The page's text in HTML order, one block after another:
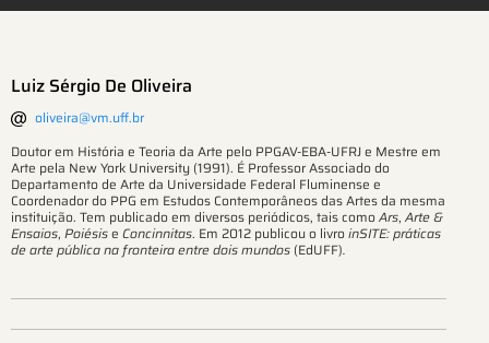
Luiz Sérgio De Oliveira
oliveira@vm.uff.br
Doutor em História e Teoria da Arte pelo PPGAV-EBA-UFRJ e Mestre em
Arte pela New York University (1991). É Professor Associado do
Departamento de Arte da Universidade Federal Fluminense e
Coordenador do PPG em Estudos Contemporâneos das Artes da mesma
instituição. Tem publicado em diversos periódicos, tais comoArs, Arte &
Ensaios, Poiésise Concinnitas. Em 2012 publicou o livroinSITE: práticas
de arte pública na fronteira entre dois mundos (EdUFF).